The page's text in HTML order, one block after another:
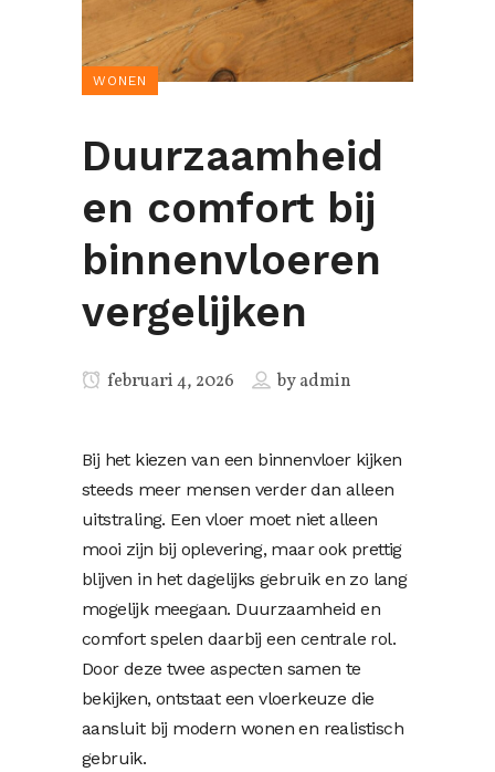
WONEN
Duurzaamheid
en comfort bij
binnenvloeren
vergelijken
februari 4, 2026 byadmin
Bij het kiezen van een binnenvloer kijken
steeds meer mensen verder dan alleen
uitstraling. Een vloer moet niet alleen
mooi zijn bij oplevering, maar ook prettig
blijven in het dagelijks gebruik en zo lang
mogelijk meegaan. Duurzaamheid en
comfort spelen daarbij een centrale rol.
Door deze twee aspecten samen te
bekijken, ontstaat een vloerkeuze die
aansluit bij modern wonen en realistisch
gebruik.